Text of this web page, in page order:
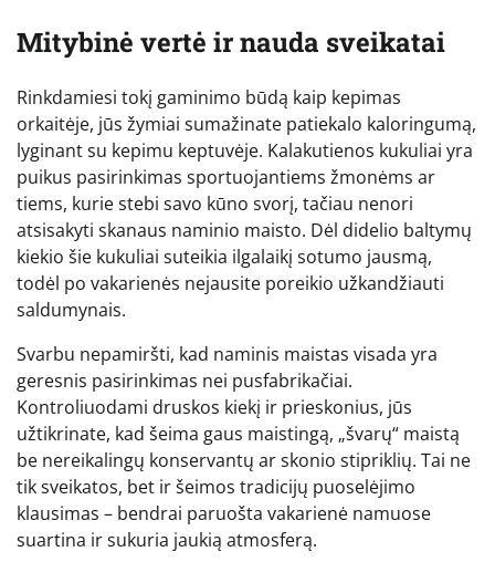
Mitybinė vertė ir nauda sveikatai
Rinkdamiesi tokį gaminimo būdą kaip kepimas
orkaitėje, jūs žymiai sumažinate patiekalo kaloringumą,
lyginant su kepimu keptuvėje. Kalakutienos kukuliai yra
puikus pasirinkimas sportuojantiems žmonėms ar
tiems, kurie stebi savo kūno svorį, tačiau nenori
atsisakyti skanaus naminio maisto. Dėl didelio baltymų
kiekio šie kukuliai suteikia ilgalaikį sotumo jausmą,
todėl po vakarienės nejausite poreikio užkandžiauti
saldumynais.
Svarbu nepamiršti, kad naminis maistas visada yra
geresnis pasirinkimas nei pusfabrikačiai.
Kontroliuodami druskos kiekį ir prieskonius, jūs
užtikrinate, kad šeima gaus maistingą, „švarų“ maistą
be nereikalingų konservantų ar skonio stipriklių. Tai ne
tik sveikatos, bet ir šeimos tradicijų puoselėjimo
klausimas – bendrai paruošta vakarienė namuose
suartina ir sukuria jaukią atmosferą.